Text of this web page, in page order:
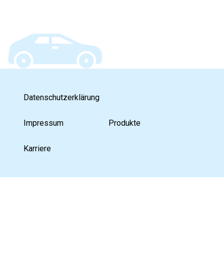
Datenschutzerklärung
Impressum Produkte
Karriere